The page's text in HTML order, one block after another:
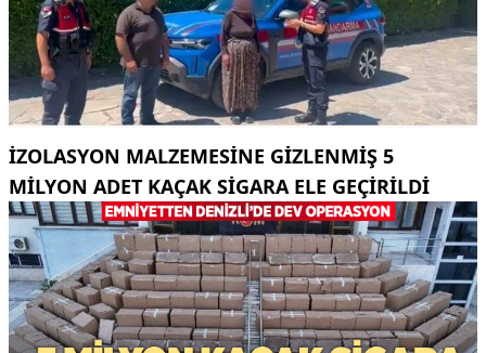
İZOLASYON MALZEMESINE GIZLENMIŞ 5
MILYON ADET KAÇAK SIGARA ELE GEÇIRILDI